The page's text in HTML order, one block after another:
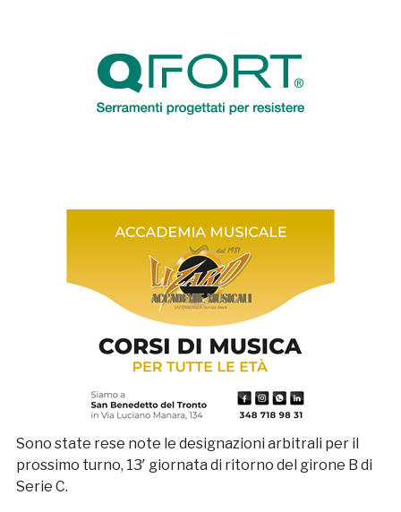
Sono state rese note le designazioni arbitrali per il
prossimo turno, 13′ giornata di ritorno del girone B di
Serie C.